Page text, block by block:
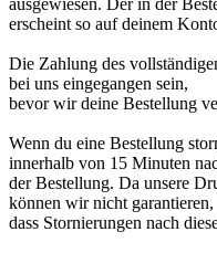
ausgewiesen. Der in der
erscheint so auf deinem
Die Zahlung des
bei uns eingegangen sein,
bevor wir deine Bestellung
Wenn du eine Bestellung
innerhalb von 15 Minuten
der Bestellung. Da unsere
können wir nicht garantieren,
dass Stornierungen nach